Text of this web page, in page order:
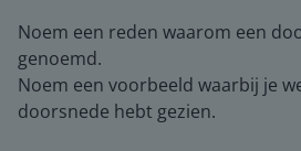
Noem een reden waarom een
genoemd.
Noem een voorbeeld waarbij je
doorsnede hebt gezien.